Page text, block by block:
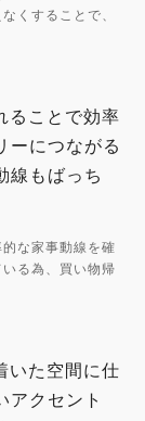
くすることで、
な家事動線を確
る為、買い物帰